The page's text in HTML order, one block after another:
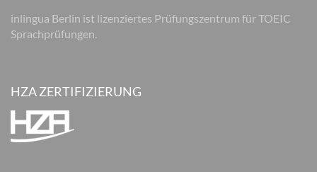
inlingua Berlin ist lizenziertes Prüfungszentrum für TOEIC
Sprachprüfungen.
HZA ZERTIFIZIERUNG